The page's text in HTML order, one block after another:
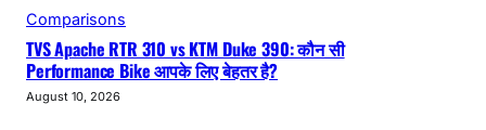
Comparisons
TVS Apache RTR 310 vs KTM Duke 390: कौन सी
Performance Bike आपके लिए बेहतर है?
August 10, 2026